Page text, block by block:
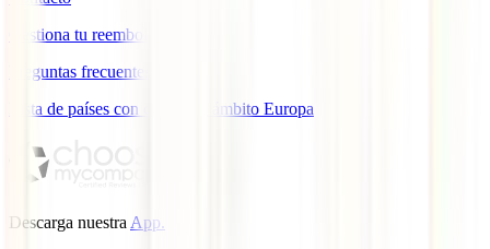
Gestiona tu reembolso
Preguntas frecuentes
Lista de países con cobertura ámbito Europa
Descarga nuestra App.